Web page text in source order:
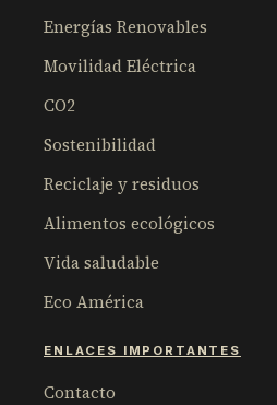
Energías Renovables
Movilidad Eléctrica
CO2
Sostenibilidad
Reciclaje y residuos
Alimentos ecológicos
Vida saludable
Eco América
ENLACES IMPORTANTES
Contacto